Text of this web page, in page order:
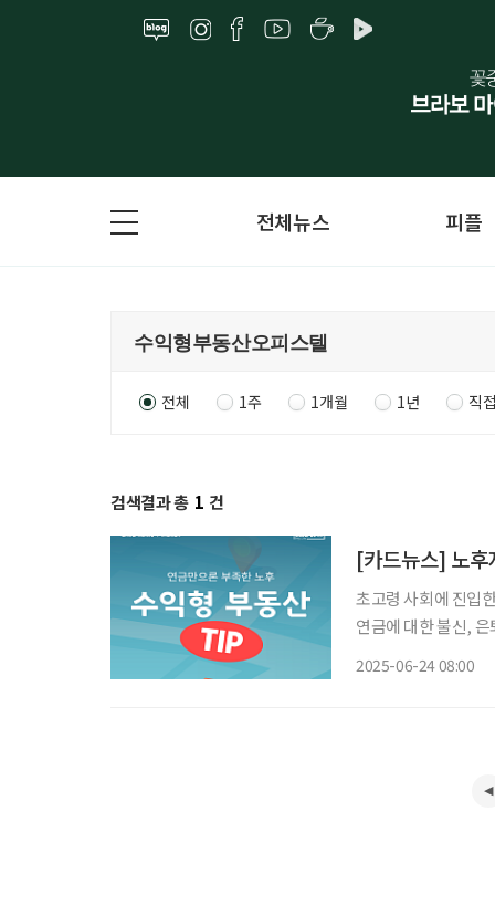
전체뉴스 피플
전체 1주 1개월 1년 직
검색결과 총 1 건
[카드뉴스] 노후
초고령 사회에 진입
연금에 대한 불신,
2025-06-24 08:00